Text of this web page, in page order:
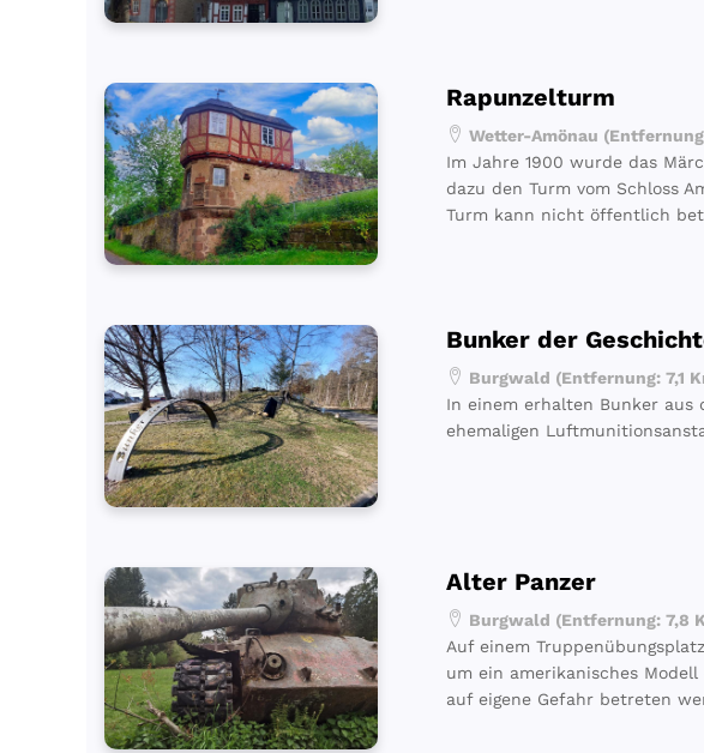
Rapunzelturm
Wetter-Amönau
Im Jahre 1900 wurde das
dazu den Turm vom Schloss
Turm kann nicht öffentlich
Bunker der
Burgwald (Entfernung: 7,1
In einem erhalten Bunker aus
ehemaligen
Alter Panzer
Burgwald (Entfernung: 7,8
Auf einem
um ein amerikanisches
auf eigene Gefahr betreten